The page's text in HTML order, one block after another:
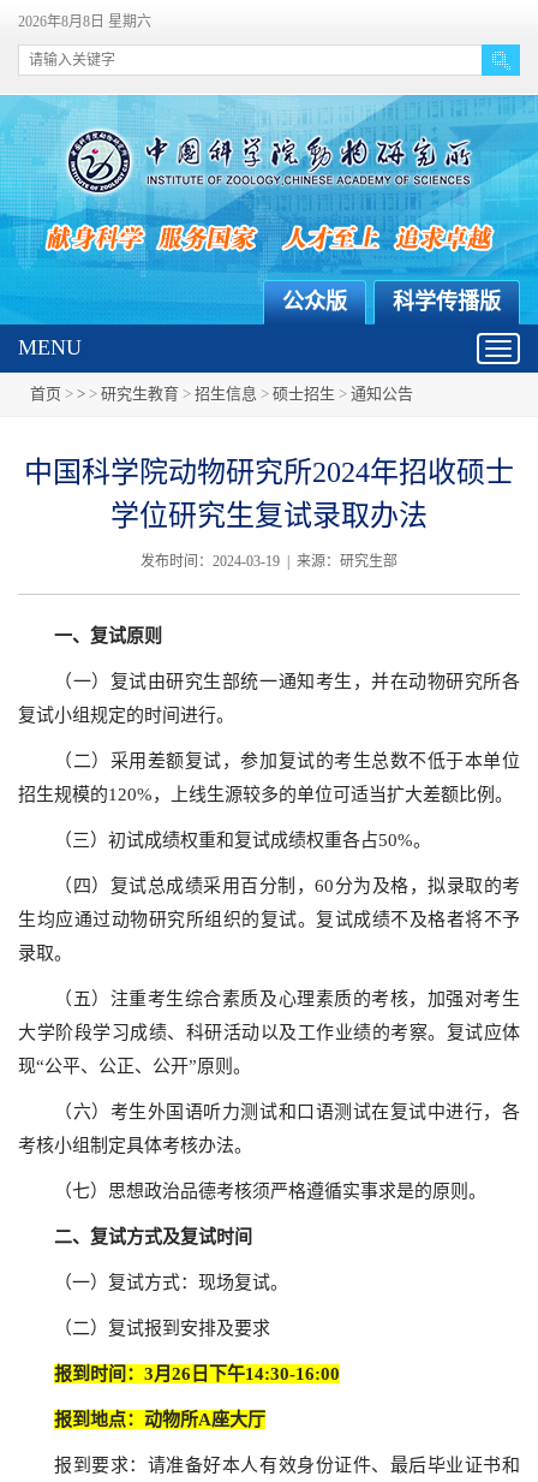
2026年8月8日 星期六
科学传播版
公众版
MENU
首页 > > > 研究生教育 > 招生信息 > 硕士招生 > 通知公告
中国科学院动物研究所2024年招收硕士
学位研究生复试录取办法
发布时间：2024-03-19 | 来源：研究生部
一、 复试原则
（一）复试由研究生部统一通知考生，并在动物研究所各
复试小组规定的时间进行。
（二）采用差额复试，参加复试的考生总数不低于本单位
招生规模的120%，上线生源较多的单位可适当扩大差额比例。
（三）初试成绩权重和复试成绩权重各占50%。
（四）复试总成绩采用百分制，60分为及格，拟录取的考
生均应通过动物研究所组织的复试。复试成绩不及格者将不予
录取。
（五）注重考生综合素质及心理素质的考核，加强对考生
大学阶段学习成绩、科研活动以及工作业绩的考察。复试应体
现“公平、公正、公开”原则。
（六）考生外国语听力测试和口语测试在复试中进行，各
考核小组制定具体考核办法。
（七）思想政治品德考核须严格遵循实事求是的原则。
二、复试方式及复试时间
（一）复试方式：现场复试。
（二）复试报到安排及要求
报到时间：3月26日下午14:30-16:00
报到地点：动物所A座大厅
报到要求：请准备好本人有效身份证件、最后毕业证书和